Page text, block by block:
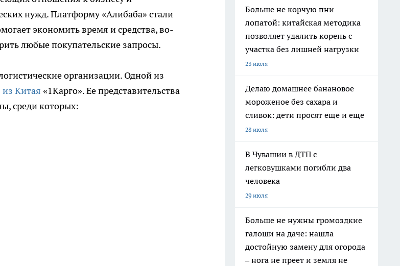
нужд. Платформу «Алибаба» стали
экономить время и средства, во-
любые покупательские запросы.
организации. Одной из
Китая «1Карго». Ее представительства
среди которых:
Больше не корчую пни
лопатой: китайская методика
позволяет удалить корень с
участка без лишней нагрузки
23 июля
Делаю домашнее банановое
мороженое без сахара и
сливок: дети просят еще и еще
28 июля
В Чувашии в ДТП с
легковушками погибли два
человека
29 июля
Больше не нужны громоздкие
галоши на даче: нашла
достойную замену для огорода
– нога не преет и земля не